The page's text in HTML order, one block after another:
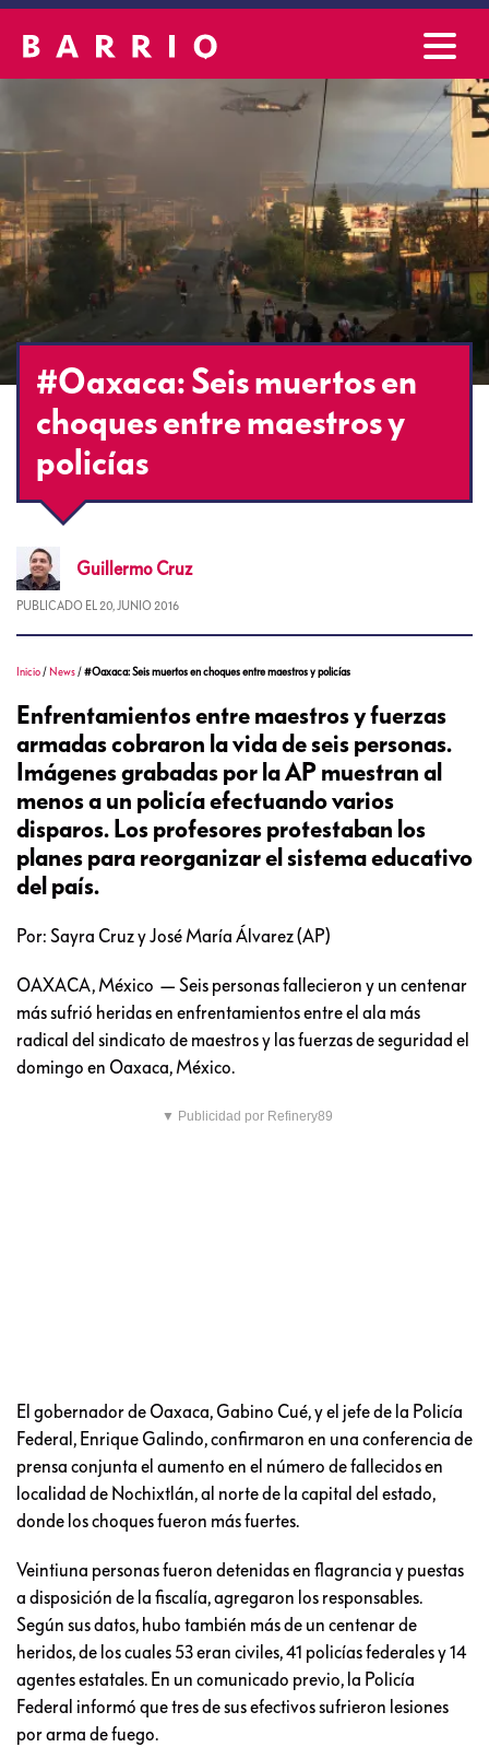
#Oaxaca: Seis muertos en
choques entre maestros y
policías
Guillermo Cruz
PUBLICADO EL 20, JUNIO 2016
Inicio / News /#Oaxaca: Seis muertos en choques entre maestros y policías
Enfrentamientos entre maestros y fuerzas
armadas cobraron la vida de seis personas.
Imágenes grabadas por la AP muestran al
menos a un policía efectuando varios
disparos. Los profesores protestaban los
planes para reorganizar el sistema educativo
del país.
Por: Sayra Cruz y José María Álvarez (AP)
OAXACA, México — Seis personas fallecieron y un centenar
más sufrió heridas en enfrentamientos entre el ala más
radical del sindicato de maestros y las fuerzas de seguridad el
domingo en Oaxaca, México.
▼ Publicidad por Refinery89
El gobernador de Oaxaca, Gabino Cué, y el jefe de la Policía
Federal, Enrique Galindo, confirmaron en una conferencia de
prensa conjunta el aumento en el número de fallecidos en
localidad de Nochixtlán, al norte de la capital del estado,
donde los choques fueron más fuertes.
Veintiuna personas fueron detenidas en flagrancia y puestas
a disposición de la fiscalía, agregaron los responsables.
Según sus datos, hubo también más de un centenar de
heridos, de los cuales 53 eran civiles, 41 policías federales y 14
agentes estatales. En un comunicado previo, la Policía
Federal informó que tres de sus efectivos sufrieron lesiones
por arma de fuego.